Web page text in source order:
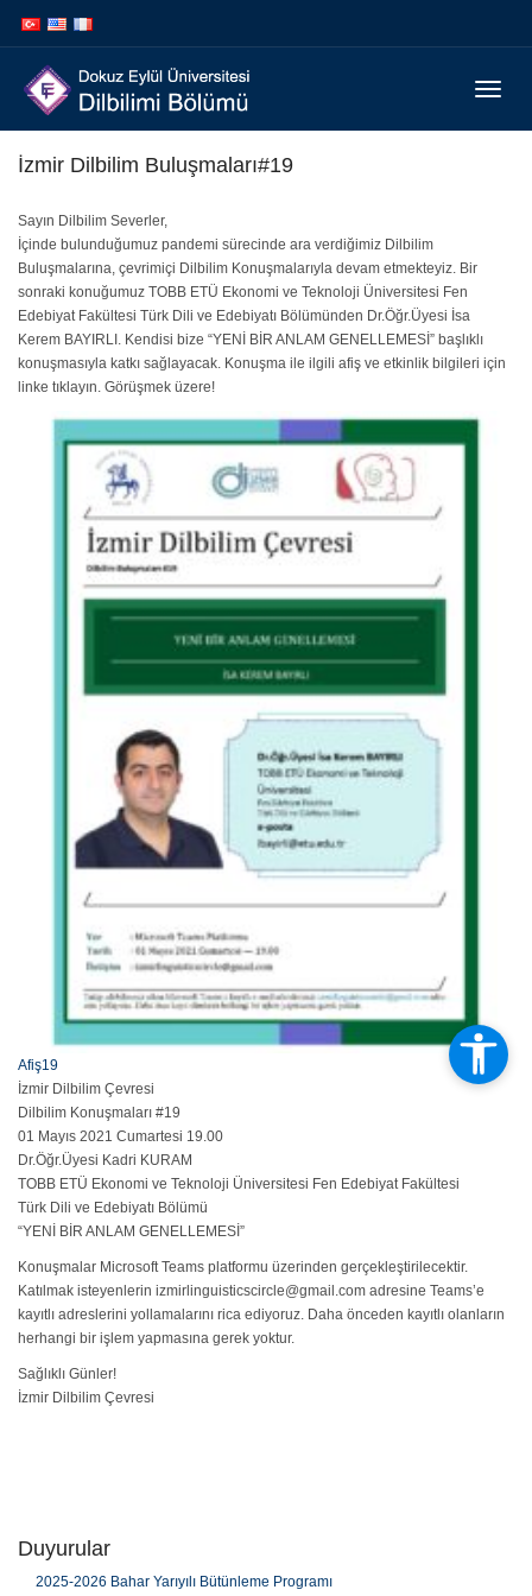
atla
atla
İzmir Dilbilim Buluşmaları#19
Sayın Dilbilim Severler,
İçinde bulunduğumuz pandemi sürecinde ara verdiğimiz Dilbilim
Buluşmalarına, çevrimiçi Dilbilim Konuşmalarıyla devam etmekteyiz. Bir
sonraki konuğumuz TOBB ETÜ Ekonomi ve Teknoloji Üniversitesi Fen
Edebiyat Fakültesi Türk Dili ve Edebiyatı Bölümünden Dr.Öğr.Üyesi İsa
Kerem BAYIRLI. Kendisi bize “YENİ BİR ANLAM GENELLEMESİ” başlıklı
konuşmasıyla katkı sağlayacak. Konuşma ile ilgili afiş ve etkinlik bilgileri için
linke tıklayın. Görüşmek üzere!
Afiş19
İzmir Dilbilim Çevresi
Dilbilim Konuşmaları #19
01 Mayıs 2021 Cumartesi 19.00
Dr.Öğr.Üyesi Kadri KURAM
TOBB ETÜ Ekonomi ve Teknoloji Üniversitesi Fen Edebiyat Fakültesi
Türk Dili ve Edebiyatı Bölümü
“YENİ BİR ANLAM GENELLEMESİ”
Konuşmalar Microsoft Teams platformu üzerinden gerçekleştirilecektir.
Katılmak isteyenlerin izmirlinguisticscircle@gmail.com adresine Teams’e
kayıtlı adreslerini yollamalarını rica ediyoruz. Daha önceden kayıtlı olanların
herhangi bir işlem yapmasına gerek yoktur.
Sağlıklı Günler!
İzmir Dilbilim Çevresi
Duyurular
2025-2026 Bahar Yarıyılı Bütünleme Programı